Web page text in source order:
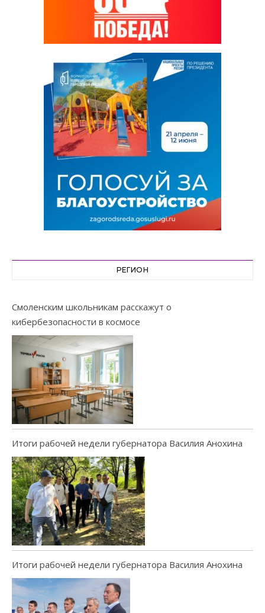
РЕГИОН
Смоленским школьникам расскажут о
кибербезопасности в космосе
Итоги рабочей недели губернатора Василия Анохина
Итоги рабочей недели губернатора Василия Анохина